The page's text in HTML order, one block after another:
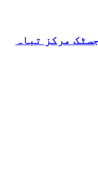
مرکز تباہ